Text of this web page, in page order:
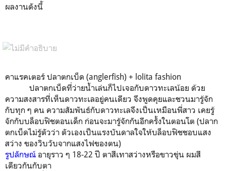
ผลงานดังนี้
คาแรคเตอร์ ปลาตกเบ็ด (anglerfish) + lolita fashion
ปลาตกเบ็ดที่ว่ายน้ำเล่นก็ไปเจอกับดาวทะเลน้อย ด้วย
ความสงสารที่เห็นดาวทะเลอยู่คนเดียว จึงพูดคุยและชวนมารู้จัก
กับทุก ๆ คน ความสัมพันธ์กับดาวทะเลจึงเป็นเหมือนพี่สาว เคยรู้
จักกับบล็อบฟิชตอนเด็ก ก่อนจะมารู้จักกันอีกครั้งในตอนโต (ปลาก
ตกเบ็ดไม่รู้ตัวว่า ตัวเองเป็นแรงบันดาลใจให้บล็อบฟิชชอบแสง
สว่าง ของวิบวับจากแสงไฟของตน)
รูปลักษณ์ อายุราว ๆ 18-22 ปี ตาสีเทาสว่างหรือขาวขุ่น ผมสี
เดียวกันกับตา